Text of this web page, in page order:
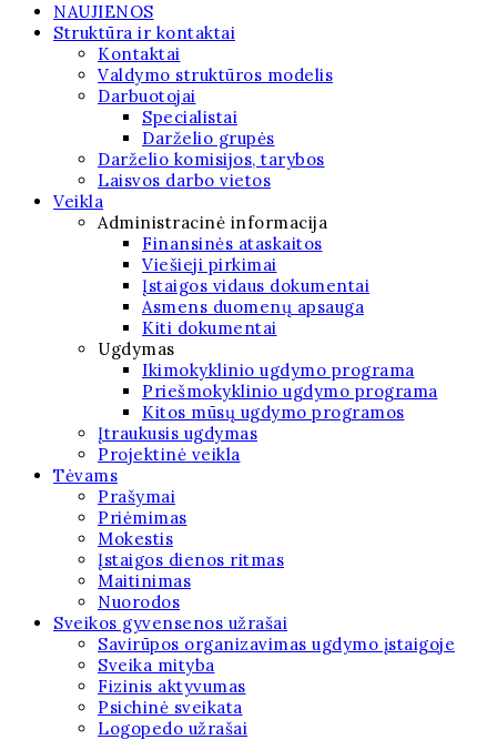
NAUJIENOS
Struktūra ir kontaktai
Kontaktai
Valdymo struktūros modelis
Darbuotojai
Specialistai
Darželio grupės
Darželio komisijos, tarybos
Laisvos darbo vietos
Veikla
Administracinė informacija
Finansinės ataskaitos
Viešieji pirkimai
Įstaigos vidaus dokumentai
Asmens duomenų apsauga
Kiti dokumentai
Ugdymas
Ikimokyklinio ugdymo programa
Priešmokyklinio ugdymo programa
Kitos mūsų ugdymo programos
Įtraukusis ugdymas
Projektinė veikla
Tėvams
Prašymai
Priėmimas
Mokestis
Įstaigos dienos ritmas
Maitinimas
Nuorodos
Sveikos gyvensenos užrašai
Savirūpos organizavimas ugdymo įstaigoje
Sveika mityba
Fizinis aktyvumas
Psichinė sveikata
Logopedo užrašai